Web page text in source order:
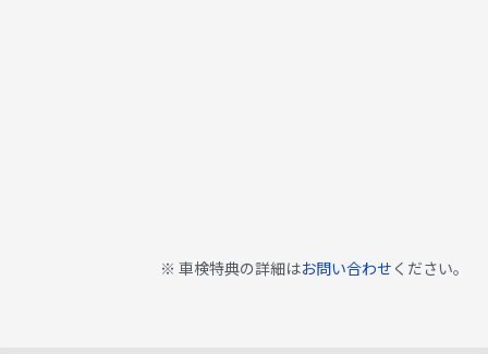
※ 車検特典の詳細はお問い合わせ ください。